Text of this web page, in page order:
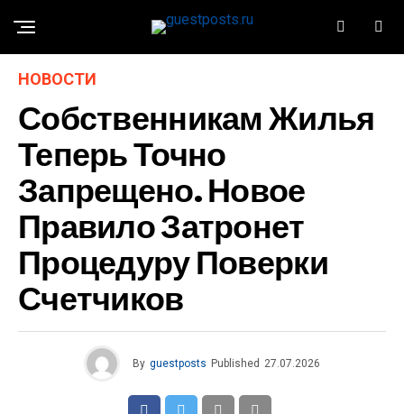
НОВОСТИ
Собственникам Жилья
Теперь Точно
Запрещено. Новое
Правило Затронет
Процедуру Поверки
Счетчиков
By guestposts Published 27.07.2026